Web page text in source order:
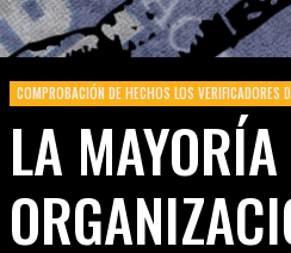
COMPROBACIÓN DE HECHOS LOS VERIFICADORES
LA